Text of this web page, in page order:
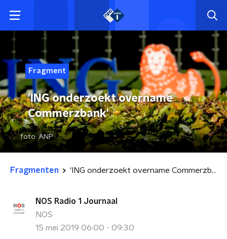
Fragment
'ING onderzoekt overname
Commerzbank'
foto: ANP
Fragmenten 'ING onderzoekt overname Commerzbank'
NOS Radio 1 Journaal
NOS
15 mei 2019 06:00 - 09:30